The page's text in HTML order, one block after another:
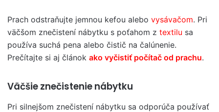
Prach odstraňujte jemnou kefou alebo vysávačom. Pri
väčšom znečistení nábytku s poťahom z textilu sa
používa suchá pena alebo čistič na čalúnenie.
Prečítajte si aj článok ako vyčistiť počítač od prachu.
Väčšie znečistenie nábytku
Pri silnejšom znečistení nábytku sa odporúča používať